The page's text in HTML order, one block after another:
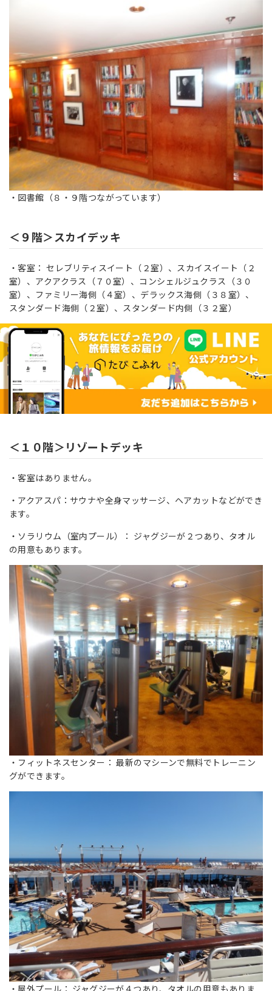
・図書館（８・９階つながっています）
＜９階＞スカイデッキ
・客室： セレブリティスイート（２室）、スカイスイート（２
室）、アクアクラス（７０室）、コンシェルジュクラス（３０
室）、ファミリー海側（４室）、デラックス海側（３８室）、
スタンダード海側（２室）、スタンダード内側（３２室）
＜１０階＞リゾートデッキ
・客室はありません。
・アクアスパ：サウナや全身マッサージ、ヘアカットなどができ
ます。
・ソラリウム（室内プール）： ジャグジーが２つあり、タオル
の用意もあります。
・フィットネスセンター： 最新のマシーンで無料でトレーニン
グができます。